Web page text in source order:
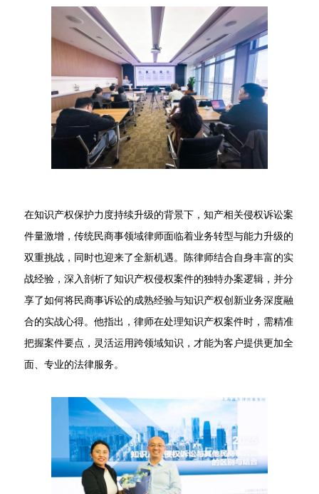
在知识产权保护力度持续升级的背景下，知产相关侵权诉讼案
件量激增，传统民商事领域律师面临着业务转型与能力升级的
双重挑战，同时也迎来了全新机遇。陈律师结合自身丰富的实
战经验，深入剖析了知识产权侵权案件的独特办案逻辑，并分
享了如何将民商事诉讼的成熟经验与知识产权创新业务深度融
合的实战心得。他指出，律师在处理知识产权案件时，需精准
把握案件要点，灵活运用跨领域知识，才能为客户提供更加全
面、专业的法律服务。